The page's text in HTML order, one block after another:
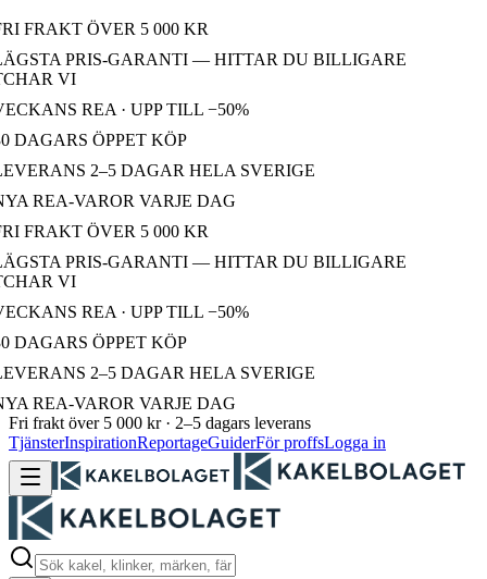
FRAKT ÖVER 5 000 KR
PRIS-GARANTI — HITTAR DU BILLIGARE
VI
REA · UPP TILL −50%
DAGARS ÖPPET KÖP
2–5 DAGAR HELA SVERIGE
REA-VAROR VARJE DAG
FRAKT ÖVER 5 000 KR
PRIS-GARANTI — HITTAR DU BILLIGARE
VI
REA · UPP TILL −50%
DAGARS ÖPPET KÖP
2–5 DAGAR HELA SVERIGE
REA-VAROR VARJE DAG
Fri frakt över 5 000 kr · 2–5 dagars leverans
TjänsterInspirationReportageGuiderFör proffsLogga in